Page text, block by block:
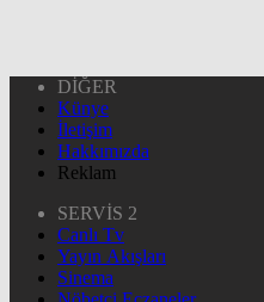
DİĞER
Künye
İletişim
Hakkımızda
Reklam
SERVİS 2
Canlı Tv
Yayın Akışları
Sinema